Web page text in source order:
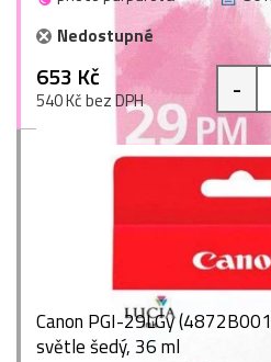
Nedostupné
653 Kč
540 Kč bez DPH -
Canon PGI-29LGy
světle šedý, 36 ml